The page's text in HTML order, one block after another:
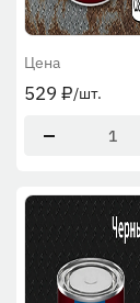
Цена
529 ₽/шт.